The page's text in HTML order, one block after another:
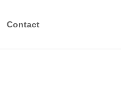
Contact